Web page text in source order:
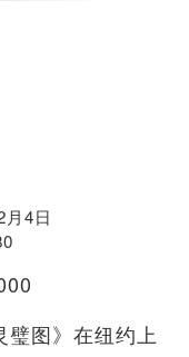
4日
图》在纽约上